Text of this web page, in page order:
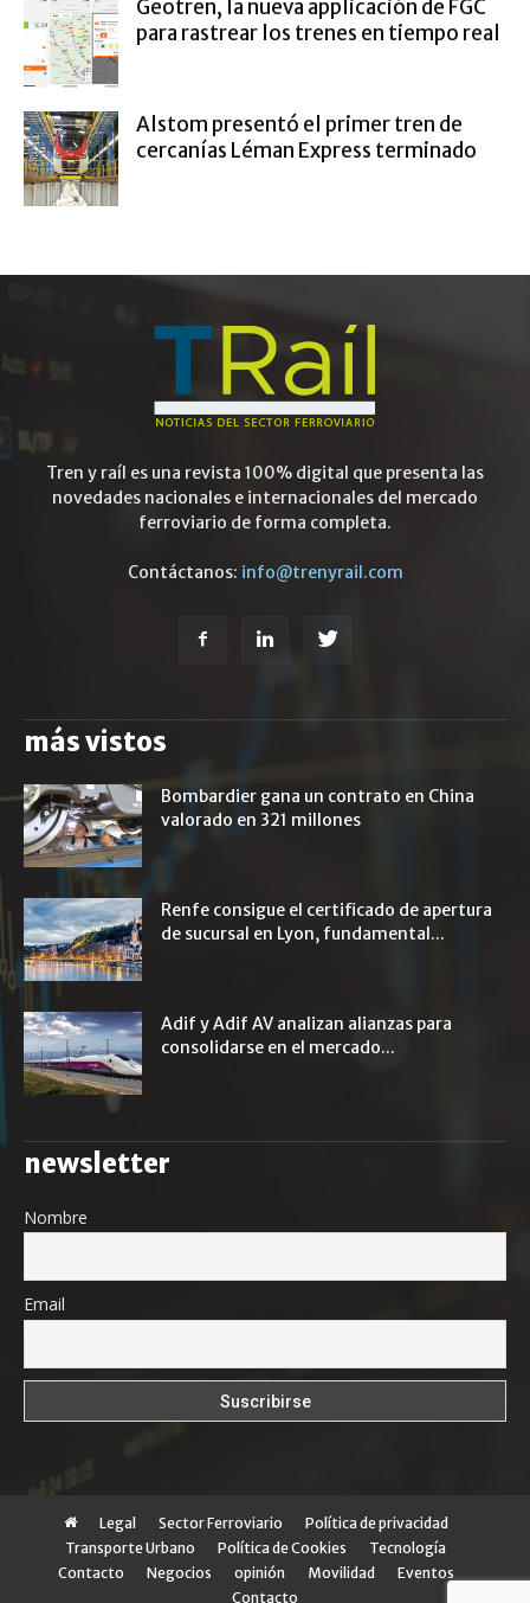
Geotren, la nueva applicación de FGC
para rastrear los trenes en tiempo real
Alstom presentó el primer tren de
cercanías Léman Express terminado
Tren y raíl es una revista 100% digital que presenta las
novedades nacionales e internacionales del mercado
ferroviario de forma completa.
Contáctanos: info@trenyrail.com
más vistos
Bombardier gana un contrato en China
valorado en 321 millones
Renfe consigue el certificado de apertura
de sucursal en Lyon, fundamental...
Adif y Adif AV analizan alianzas para
consolidarse en el mercado...
newsletter
Nombre
Email
Legal Sector Ferroviario
Política de privacidad
Transporte Urbano
Política de Cookies
Tecnología
Contacto
Negocios opinión Movilidad
Eventos
Contacto